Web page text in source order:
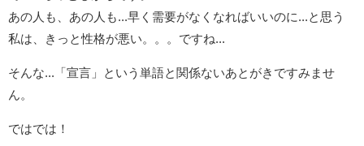
あの人も、あの人も...早く需要がなくなればいいのに...と思う
私は、きっと性格が悪い。。。ですね...
そんな...「宣言」という単語と関係ないあとがきですみませ
ん。
ではでは！